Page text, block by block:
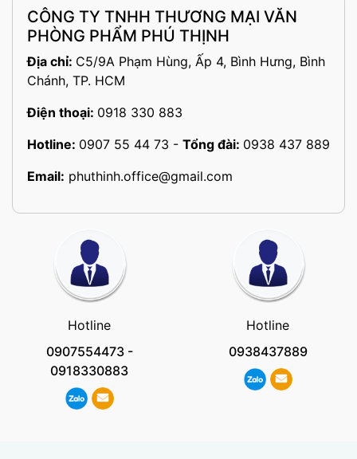
CÔNG TY TNHH THƯƠNG MẠI VĂN
PHÒNG PHẨM PHÚ THỊNH
Địa chỉ: C5/9A Phạm Hùng, Ấp 4, Bình Hưng, Bình
Chánh, TP. HCM
Điện thoại: 0918 330 883
Hotline: 0907 55 44 73 - Tổng đài: 0938 437 889
Email: phuthinh.office@gmail.com
Hotline
0907554473-
0918330883
Hotline
0938437889